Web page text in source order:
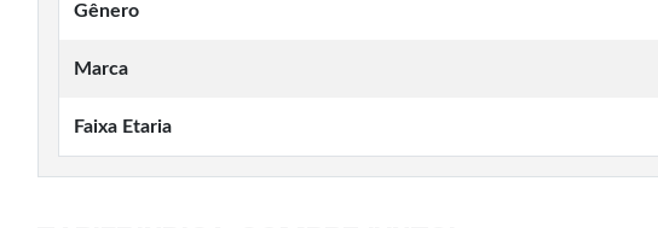
Gênero
Marca
Faixa Etaria